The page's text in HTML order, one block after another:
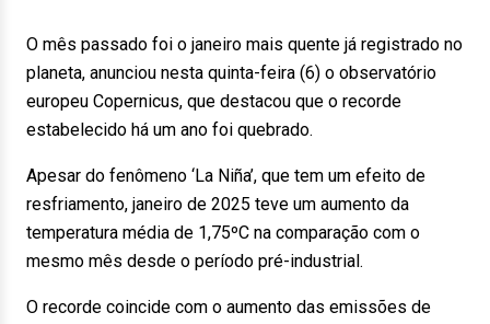
O mês passado foi o janeiro mais quente já registrado no
planeta, anunciou nesta quinta-feira (6) o observatório
europeu Copernicus, que destacou que o recorde
estabelecido há um ano foi quebrado.
Apesar do fenômeno ‘La Niña’, que tem um efeito de
resfriamento, janeiro de 2025 teve um aumento da
temperatura média de 1,75ºC na comparação com o
mesmo mês desde o período pré-industrial.
O recorde coincide com o aumento das emissões de